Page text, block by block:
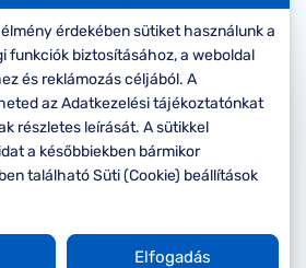
megtekintése
Kollekciók
Komplett 20%
minden
szemüvegekre
ajánlat
ki a lencse
nagyjából 40 cm-es
látást.
érdekében sütiket használunk a
funkciók biztosításához, a weboldal
és reklámozás céljából. A
az Adatkezelési tájékoztatónkat
részletes leírását. A sütikkel
a későbbiekben bármikor
található Süti (Cookie) beállítások
Elfogadás